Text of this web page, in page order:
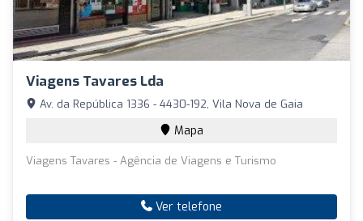
Viagens Tavares Lda
Av. da República 1336 - 4430-192, Vila Nova de Gaia
Mapa
Viagens Tavares - Agência de Viagens e Turismo
Ver telefone